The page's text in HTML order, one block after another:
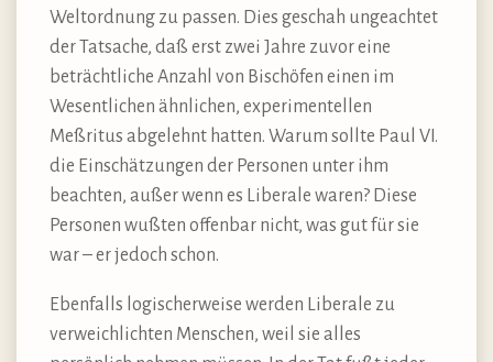
Weltordnung zu passen. Dies geschah ungeachtet
der Tatsache, daß erst zwei Jahre zuvor eine
beträchtliche Anzahl von Bischöfen einen im
Wesentlichen ähnlichen, experimentellen
Meßritus abgelehnt hatten. Warum sollte Paul VI.
die Einschätzungen der Personen unter ihm
beachten, außer wenn es Liberale waren? Diese
Personen wußten offenbar nicht, was gut für sie
war – er jedoch schon.
Ebenfalls logischerweise werden Liberale zu
verweichlichten Menschen, weil sie alles